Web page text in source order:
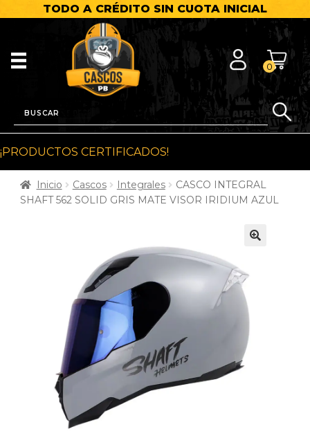
TODO A CRÉDITO SIN CUOTA INICIAL
0
¡PRODUCTOS CERTIFICADOS!
Inicio Cascos Integrales
CASCO INTEGRAL
SHAFT 562 SOLID GRIS MATE VISOR IRIDIUM AZUL